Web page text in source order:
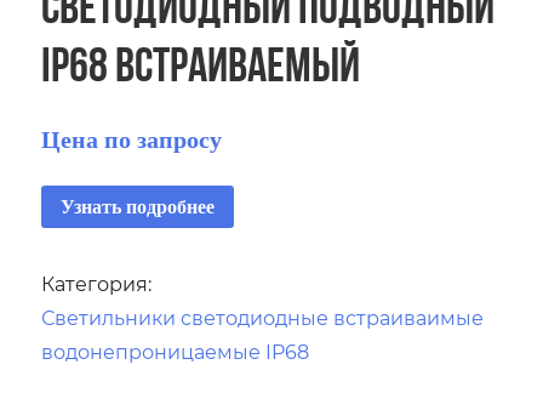
IP68 встраиваемый
Цена по запросу
Узнать подробнее
Категория:
Светильники светодиодные встраиваимые
водонепроницаемые IP68